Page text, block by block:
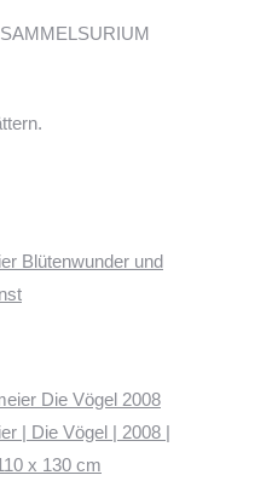
Blütenwunder und
| Die Vögel | 2008 |
x 130 cm